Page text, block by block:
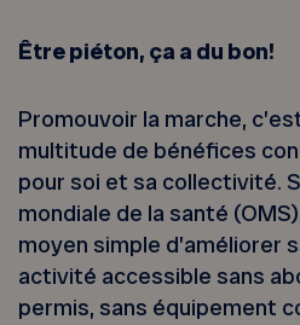
Être piéton, ça a du bon!
Promouvoir la marche,
multitude de bénéfices
pour soi et sa collectivité.
mondiale de la santé
moyen simple d’améliorer
activité accessible sans
permis, sans équipement